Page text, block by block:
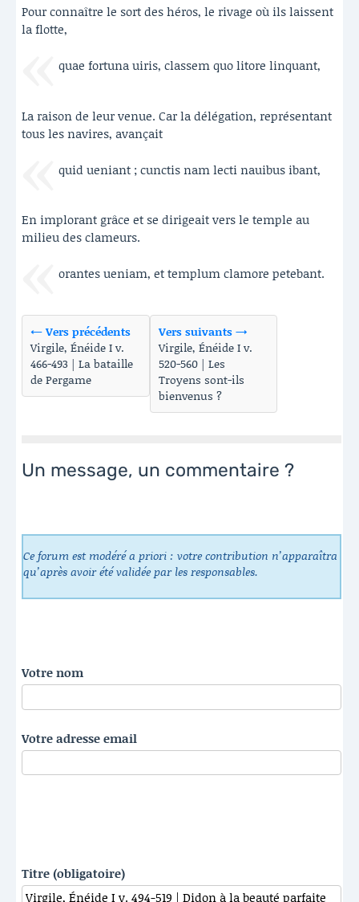
Pour connaître le sort des héros, le rivage où ils laissent
la flotte,
quae fortuna uiris, classem quo litore linquant,
La raison de leur venue. Car la délégation, représentant
tous les navires, avançait
quid ueniant ; cunctis nam lecti nauibus ibant,
En implorant grâce et se dirigeait vers le temple au
milieu des clameurs.
orantes ueniam, et templum clamore petebant.
← Vers précédents
Virgile, Énéide I v.
466-493 | La bataille
de Pergame
Vers suivants →
Virgile, Énéide I v.
520-560 | Les
Troyens sont-ils
bienvenus ?
Un message, un commentaire ?
Ce forum est modéré a priori : votre contribution n’apparaîtra
qu’après avoir été validée par les responsables.
Votre nom
Votre adresse email
Titre (obligatoire)